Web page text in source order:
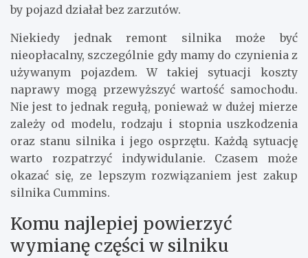
by pojazd działał bez zarzutów.
Niekiedy jednak remont silnika może być
nieopłacalny, szczególnie gdy mamy do czynienia z
używanym pojazdem. W takiej sytuacji koszty
naprawy mogą przewyższyć wartość samochodu.
Nie jest to jednak regułą, ponieważ w dużej mierze
zależy od modelu, rodzaju i stopnia uszkodzenia
oraz stanu silnika i jego osprzętu. Każdą sytuację
warto rozpatrzyć indywidulanie. Czasem może
okazać się, ze lepszym rozwiązaniem jest zakup
silnika Cummins.
Komu najlepiej powierzyć
wymianę części w silniku